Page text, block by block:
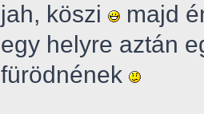
jah, köszi
majd
egy helyre aztán
fürödnének